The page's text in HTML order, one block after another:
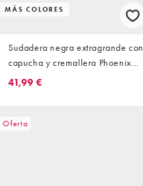
MÁS COLORES
Sudadera negra extragrande con
capucha y cremallera Phoenix
Fleece de Nike
41,99 €
Oferta